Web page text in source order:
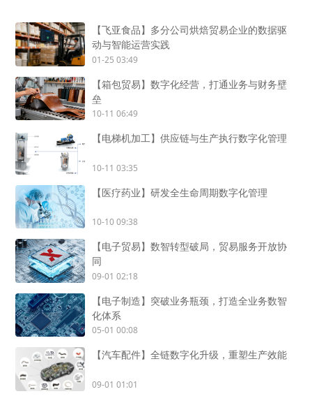
【飞亚食品】多分公司烘焙贸易企业的数据驱
动与智能运营实践
01-25 03:49
【箱包贸易】数字化经营，打通业务与财务壁
垒
10-11 06:49
【电梯机加工】供应链与生产执行数字化管理
10-11 03:35
【医疗药业】研发全生命周期数字化管理
10-10 09:38
【电子贸易】数智转型破局，贸易服务开放协
同
09-01 02:18
【电子制造】突破业务瓶颈，打造全业务数智
化体系
05-01 00:08
【汽车配件】全链数字化升级，重塑生产效能
09-01 01:01